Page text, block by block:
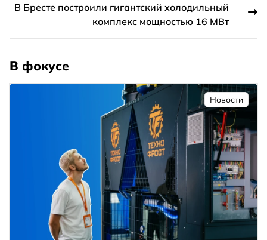
В Бресте построили гигантский холодильный
комплекс мощностью 16 МВт
В фокусе
Новости